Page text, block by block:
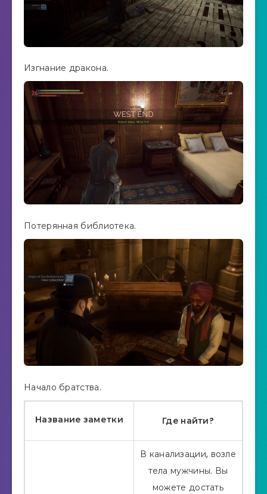
Изгнание дракона.
Потерянная библиотека.
Начало братства.
Название заметки Где найти?
В канализации, возле
тела мужчины. Вы
можете достать